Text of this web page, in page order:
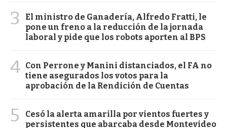
3
El ministro de Ganadería, Alfredo Fratti, le
pone un freno a la reducción de la jornada
laboral y pide que los robots aporten al BPS
4 Con Perrone y Manini distanciados, el FA no
tiene asegurados los votos para la
aprobación de la Rendición de Cuentas
5
Cesó la alerta amarilla por vientos fuertes y
persistentes que abarcaba desde Montevideo